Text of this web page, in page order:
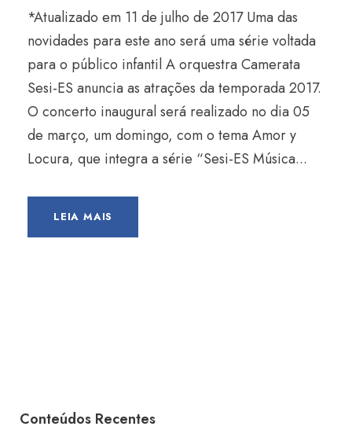
*Atualizado em 11 de julho de 2017 Uma das
novidades para este ano será uma série voltada
para o público infantil A orquestra Camerata
Sesi-ES anuncia as atrações da temporada 2017.
O concerto inaugural será realizado no dia 05
de março, um domingo, com o tema Amor y
Locura, que integra a série “Sesi-ES Música...
LEIA MAIS
Conteúdos Recentes